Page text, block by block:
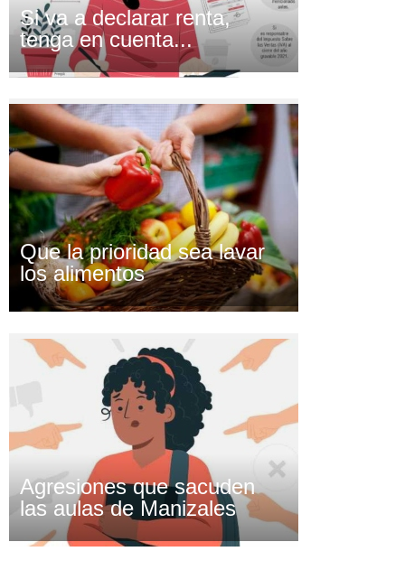
Si va a declarar renta,
tenga en cuenta...
Que la prioridad sea lavar
los alimentos
Agresiones que sacuden
las aulas de Manizales